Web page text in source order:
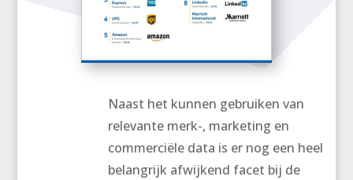
Naast het kunnen gebruiken van
relevante merk-, marketing en
commerciële data is er nog een heel
belangrijk afwijkend facet bij de